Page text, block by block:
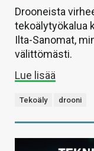
Drooneista
tekoälytyökalua
Ilta-Sanomat,
välittömästi.
Lue lisää
Tekoäly drooni